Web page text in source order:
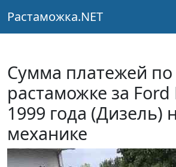
Растаможка.NET
Сумма платежей по
растаможке за Ford
1999 года (Дизель)
механике